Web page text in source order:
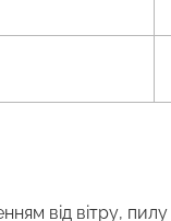
від вітру,